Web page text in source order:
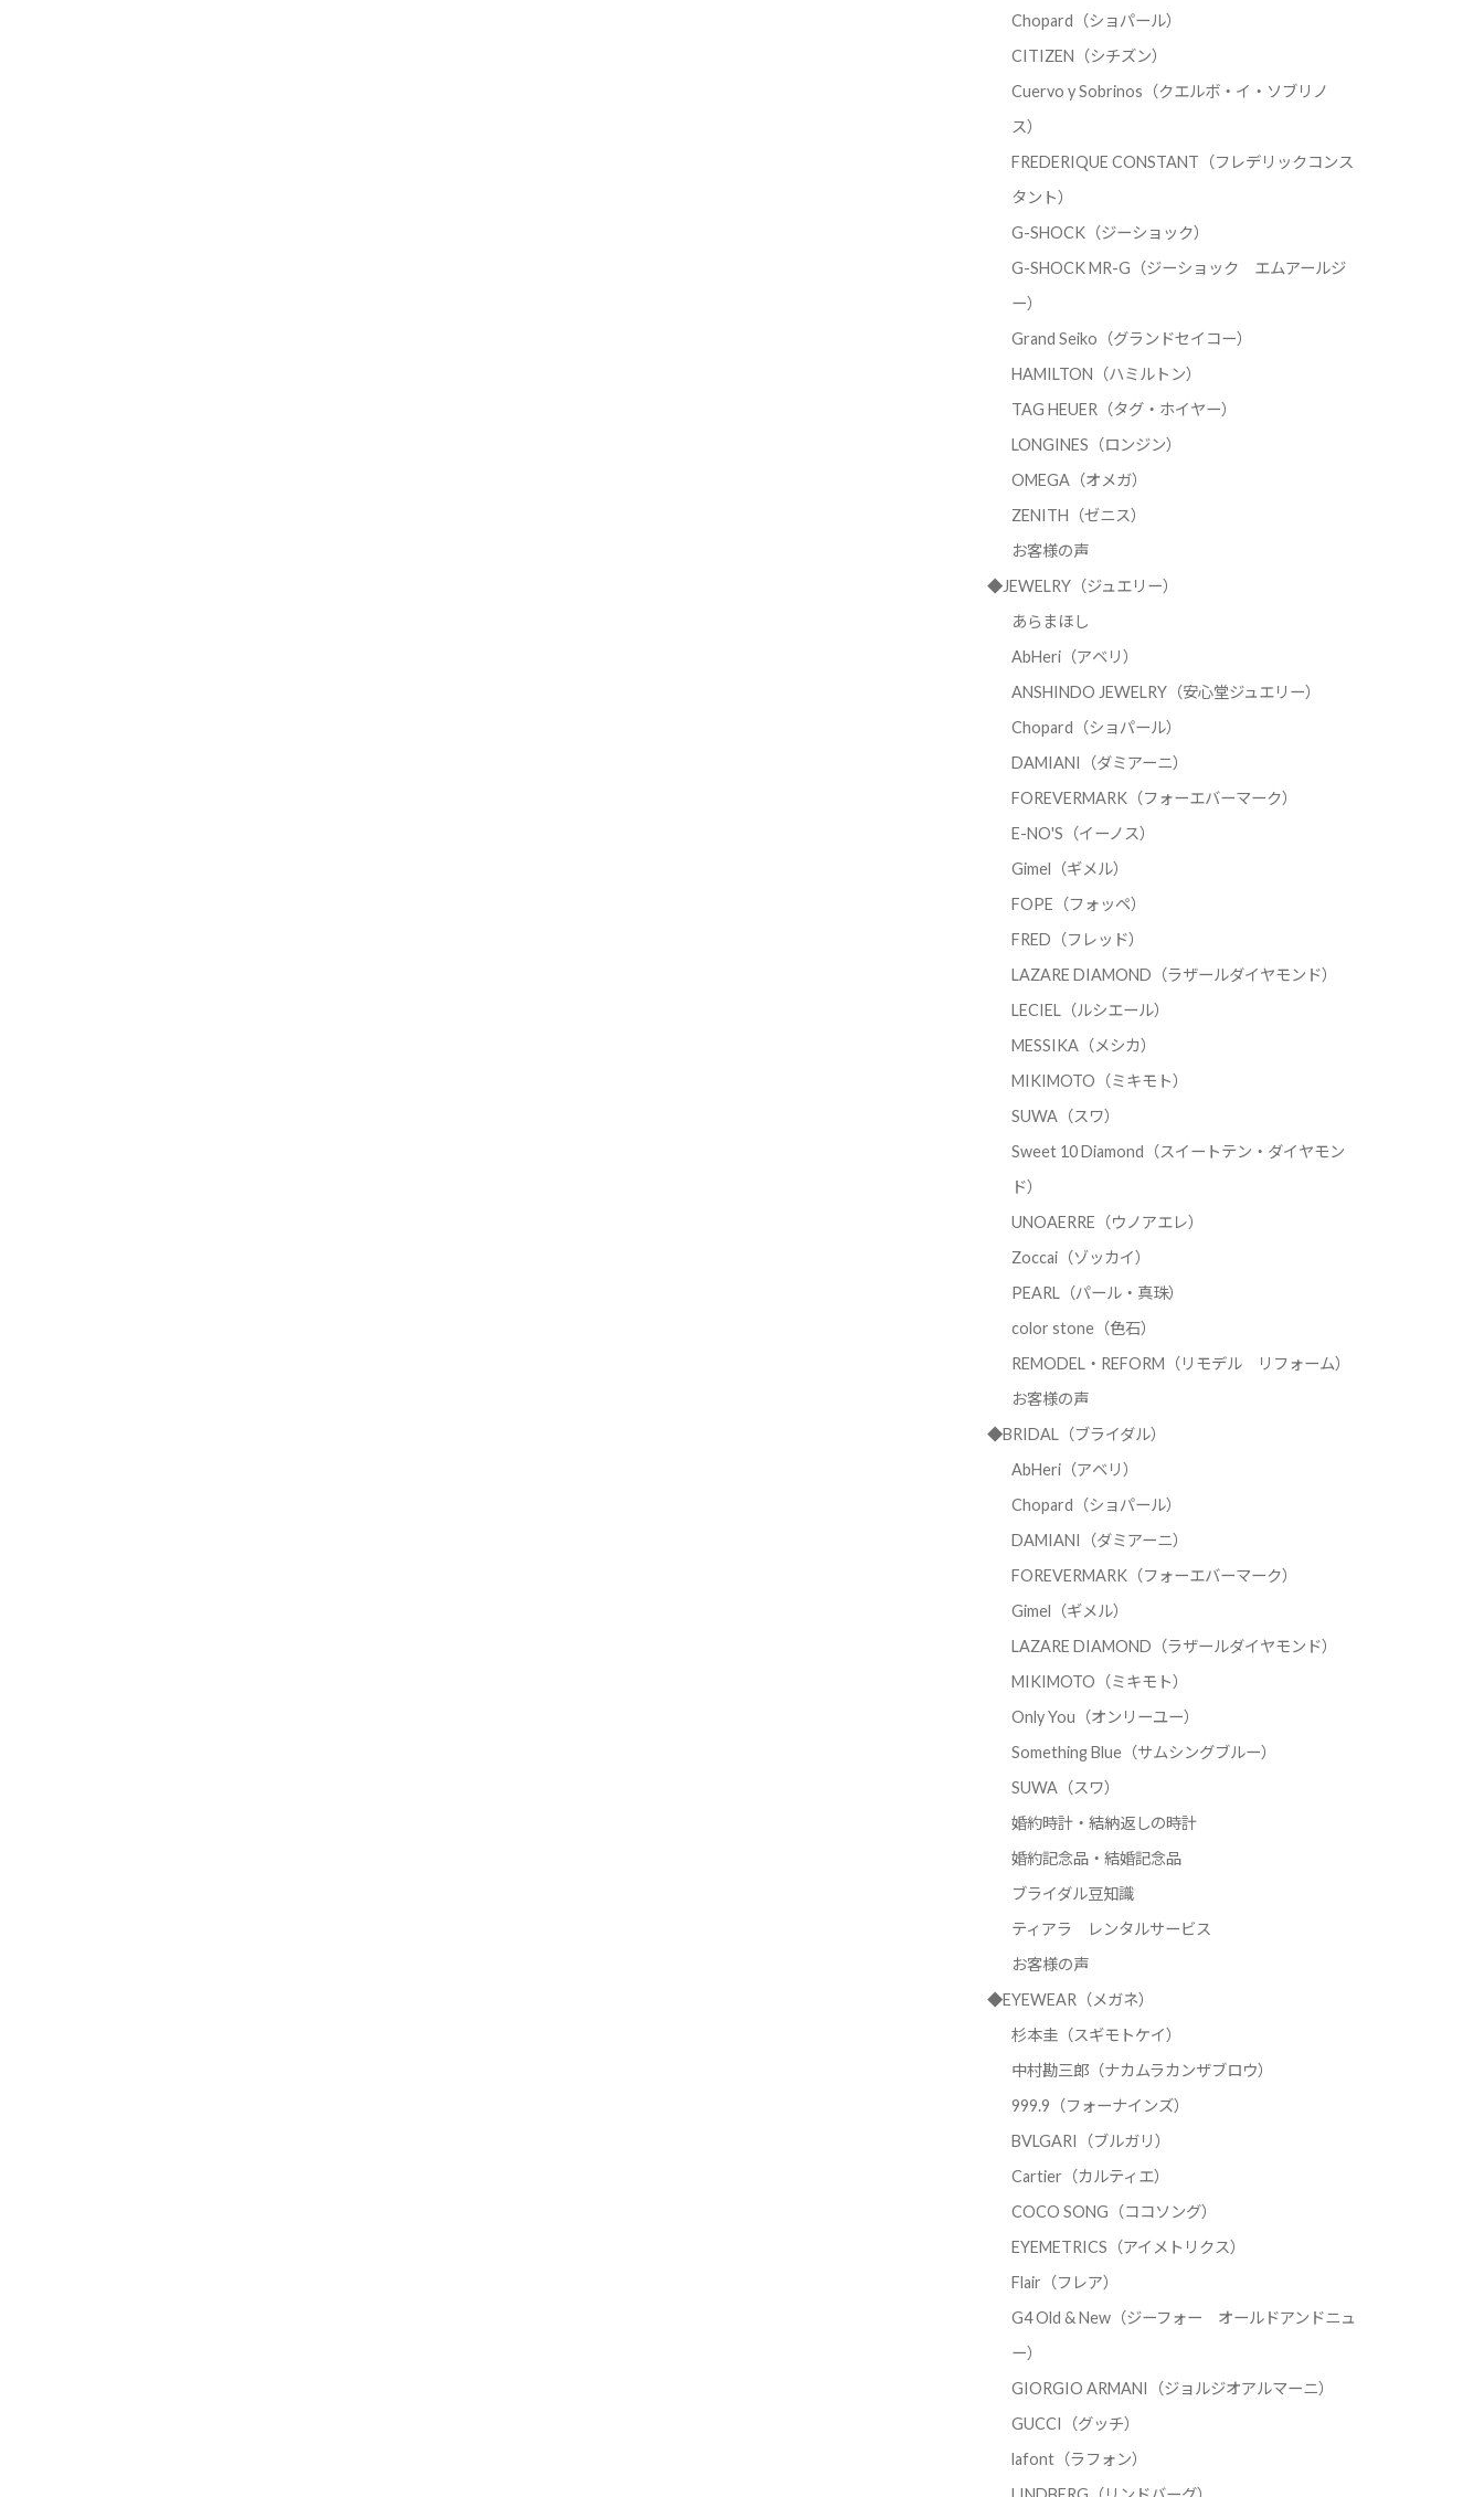
Chopard（ショパール）
CITIZEN（シチズン）
Cuervo y Sobrinos（クエルボ・イ・ソブリノ
ス）
FREDERIQUE CONSTANT（フレデリックコンス
タント）
G-SHOCK（ジーショック）
G-SHOCK MR-G（ジーショック エムアールジ
ー）
Grand Seiko（グランドセイコー）
HAMILTON（ハミルトン）
TAG HEUER（タグ・ホイヤー）
LONGINES（ロンジン）
OMEGA（オメガ）
ZENITH（ゼニス）
お客様の声
◆JEWELRY（ジュエリー）
あらまほし
AbHeri（アベリ）
ANSHINDO JEWELRY（安心堂ジュエリー）
Chopard（ショパール）
DAMIANI（ダミアーニ）
FOREVERMARK（フォーエバーマーク）
E-NO'S（イーノス）
Gimel（ギメル）
FOPE（フォッペ）
FRED（フレッド）
LAZARE DIAMOND（ラザールダイヤモンド）
LECIEL（ルシエール）
MESSIKA（メシカ）
MIKIMOTO（ミキモト）
SUWA（スワ）
Sweet 10 Diamond（スイートテン・ダイヤモン
ド）
UNOAERRE（ウノアエレ）
Zoccai（ゾッカイ）
PEARL（パール・真珠）
color stone（色石）
REMODEL・REFORM（リモデル リフォーム）
お客様の声
◆BRIDAL（ブライダル）
AbHeri（アベリ）
Chopard（ショパール）
DAMIANI（ダミアーニ）
FOREVERMARK（フォーエバーマーク）
Gimel（ギメル）
LAZARE DIAMOND（ラザールダイヤモンド）
MIKIMOTO（ミキモト）
Only You（オンリーユー）
Something Blue（サムシングブルー）
SUWA（スワ）
婚約時計・結納返しの時計
婚約記念品・結婚記念品
ブライダル豆知識
ティアラ レンタルサービス
お客様の声
◆EYEWEAR（メガネ）
杉本圭（スギモトケイ）
中村勘三郎（ナカムラカンザブロウ）
999.9（フォーナインズ）
BVLGARI（ブルガリ）
Cartier（カルティエ）
COCO SONG（ココソング）
EYEMETRICS（アイメトリクス）
Flair（フレア）
G4 Old & New（ジーフォー オールドアンドニュ
ー）
GIORGIO ARMANI（ジョルジオアルマーニ）
GUCCI（グッチ）
lafont（ラフォン）